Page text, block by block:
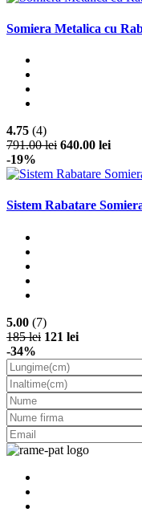
Somiera Metalica cu
4.75 (4)
791.00 lei 640.00 lei
-19%
Sistem Rabatare
5.00 (7)
185 lei 121 lei
-34%